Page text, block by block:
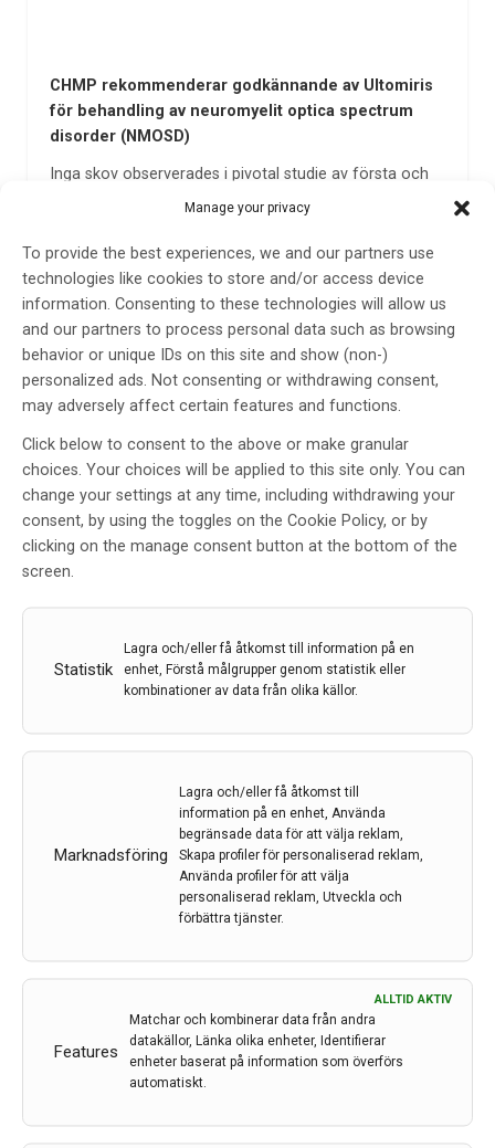
Manage your privacy
To provide the best experiences, we and our partners use
technologies like cookies to store and/or access device
information. Consenting to these technologies will allow us
and our partners to process personal data such as browsing
behavior or unique IDs on this site and show (non-)
personalized ads. Not consenting or withdrawing consent,
may adversely affect certain features and functions.
Click below to consent to the above or make granular
choices. Your choices will be applied to this site only. You can
change your settings at any time, including withdrawing your
consent, by using the toggles on the Cookie Policy, or by
clicking on the manage consent button at the bottom of the
screen.
Statistik
Lagra och/eller få åtkomst till information på en
enhet, Förstå målgrupper genom statistik eller
kombinationer av data från olika källor.
Marknadsföring
Lagra och/eller få åtkomst till
information på en enhet, Använda
begränsade data för att välja reklam,
Skapa profiler för personaliserad reklam,
Använda profiler för att välja
personaliserad reklam, Utveckla och
förbättra tjänster.
Features
ALLTID AKTIV
Matchar och kombinerar data från andra
datakällor, Länka olika enheter, Identifierar
enheter baserat på information som överförs
automatiskt.
CHMP rekommenderar godkännande av Ultomiris
för behandling av neuromyelit optica spectrum
disorder (NMOSD)
Inga skov observerades i pivotal studie av första och
enda långverkande C5-hämmare, vilket tyder på
på grund av skov.
3 apr 2023
Sköterskeledda migränkliniker gynnar alla
inblandade
stor. Lösningen kan vara att utbilda sjuksköterskor och
låta dem leda arbetet på migränmottagningar samt
sköta eventuella botulinumtoxininjektioner. Och, inte